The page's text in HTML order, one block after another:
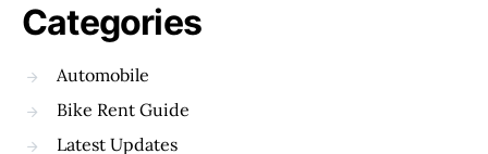
Categories
Automobile
Bike Rent Guide
Latest Updates